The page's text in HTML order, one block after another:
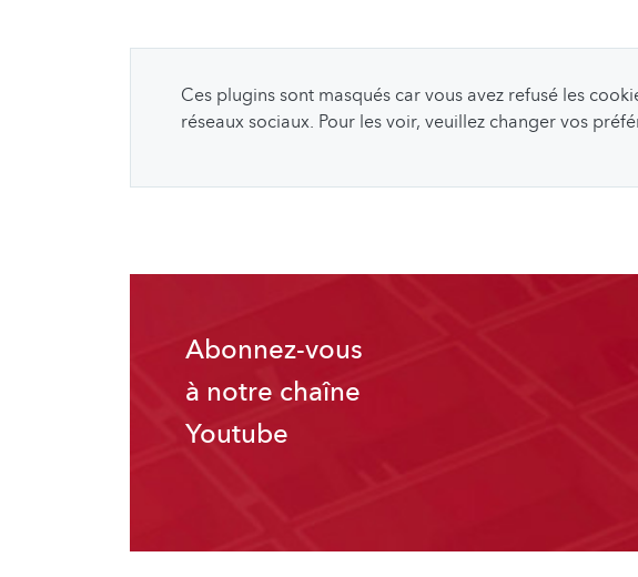
Ces plugins sont masqués car vous avez refusé les
réseaux sociaux. Pour les voir, veuillez changer vos
Abonnez-vous
à notre chaîne
Youtube